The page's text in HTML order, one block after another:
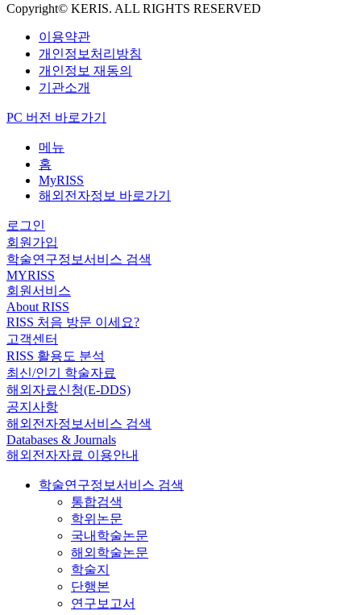
Copyright© KERIS. ALL RIGHTS RESERVED
이용약관
개인정보처리방침
개인정보 재동의
기관소개
PC 버전 바로가기
메뉴
홈
MyRISS
해외전자정보 바로가기
로그인
회원가입
학술연구정보서비스 검색
MYRISS
회원서비스
About RISS
RISS 처음 방문 이세요?
고객센터
RISS 활용도 분석
최신/인기 학술자료
해외자료신청(E-DDS)
공지사항
해외전자정보서비스 검색
Databases & Journals
해외전자자료 이용안내
학술연구정보서비스 검색
통합검색
학위논문
국내학술논문
해외학술논문
학술지
단행본
연구보고서